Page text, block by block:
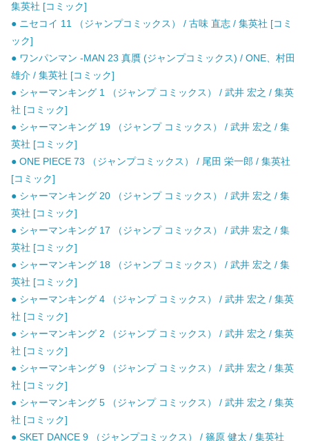
集英社 [コミック]
● ニセコイ 11 （ジャンプコミックス） / 古味 直志 / 集英社 [コミ
ック]
● ワンパンマン -MAN 23 真贋 (ジャンプコミックス) / ONE、村田
雄介 / 集英社 [コミック]
● シャーマンキング 1 （ジャンプ コミックス） / 武井 宏之 / 集英
社 [コミック]
● シャーマンキング 19 （ジャンプ コミックス） / 武井 宏之 / 集
英社 [コミック]
● ONE PIECE 73 （ジャンプコミックス） / 尾田 栄一郎 / 集英社
[コミック]
● シャーマンキング 20 （ジャンプ コミックス） / 武井 宏之 / 集
英社 [コミック]
● シャーマンキング 17 （ジャンプ コミックス） / 武井 宏之 / 集
英社 [コミック]
● シャーマンキング 18 （ジャンプ コミックス） / 武井 宏之 / 集
英社 [コミック]
● シャーマンキング 4 （ジャンプ コミックス） / 武井 宏之 / 集英
社 [コミック]
● シャーマンキング 2 （ジャンプ コミックス） / 武井 宏之 / 集英
社 [コミック]
● シャーマンキング 9 （ジャンプ コミックス） / 武井 宏之 / 集英
社 [コミック]
● シャーマンキング 5 （ジャンプ コミックス） / 武井 宏之 / 集英
社 [コミック]
● SKET DANCE 9 （ジャンプコミックス） / 篠原 健太 / 集英社